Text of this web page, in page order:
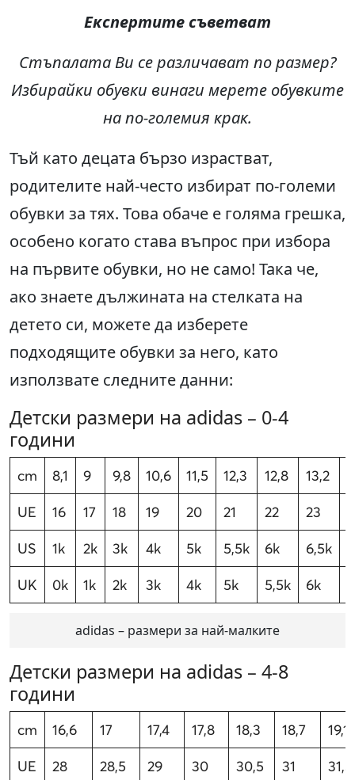
Експертите съветват
Стъпалата Ви се различават по размер?
Избирайки обувки винаги мерете обувките
на по-големия крак.
Тъй като децата бързо израстват,
родителите най-често избират по-големи
обувки за тях. Това обаче е голяма грешка,
особено когато става въпрос при избора
на първите обувки, но не само! Така че,
ако знаете дължината на стелката на
детето си, можете да изберете
подходящите обувки за него, като
използвате следните данни:
Детски размери на adidas – 0-4
години
cm 8,1 9 9,8 10,6 11,5 12,3 12,8 13,2
UE
16 17 18 19 20 21 22 23
US
1k 2k 3k 4k 5k 5,5k 6k 6,5k
UK
0k 1k 2k 3k 4k 5k 5,5k 6k
adidas – размери за най-малките
Детски размери на adidas – 4-8
години
cm 16,6 17 17,4 17,8 18,3 18,7
19,1
UE
28 28,5 29 30 30,5 31 31,5